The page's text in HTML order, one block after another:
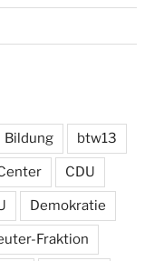
Bildung btw13
CDU
Demokratie
Fraktion